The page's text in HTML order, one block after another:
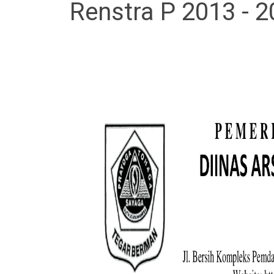
Renstra P 2013 -